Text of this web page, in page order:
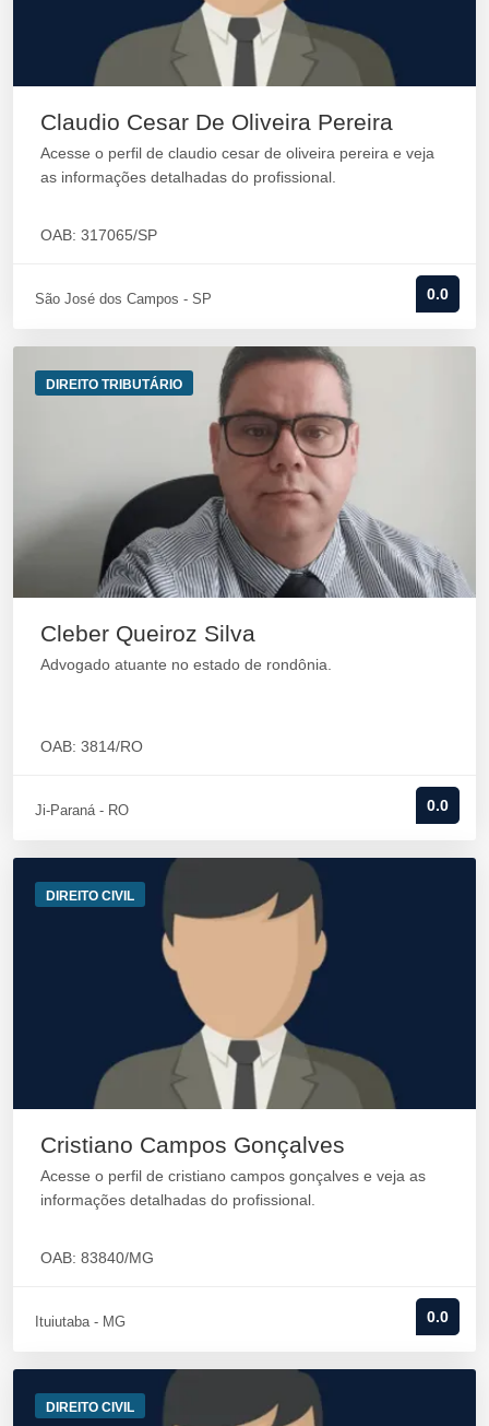
Claudio Cesar De Oliveira Pereira
Acesse o perfil de claudio cesar de oliveira pereira e veja
as informações detalhadas do profissional.
OAB: 317065/SP
São José dos Campos - SP 0.0
DIREITO TRIBUTÁRIO
Cleber Queiroz Silva
Advogado atuante no estado de rondônia.
OAB: 3814/RO
Ji-Paraná - RO 0.0
DIREITO CIVIL
Cristiano Campos Gonçalves
Acesse o perfil de cristiano campos gonçalves e veja as
informações detalhadas do profissional.
OAB: 83840/MG
Ituiutaba - MG 0.0
DIREITO CIVIL